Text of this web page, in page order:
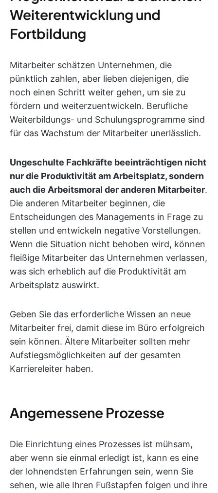
Weiterentwicklung und
Fortbildung
Mitarbeiter schätzen Unternehmen, die
pünktlich zahlen, aber lieben diejenigen, die
noch einen Schritt weiter gehen, um sie zu
fördern und weiterzuentwickeln. Berufliche
Weiterbildungs- und Schulungsprogramme sind
für das Wachstum der Mitarbeiter unerlässlich.
Ungeschulte Fachkräfte beeinträchtigen nicht
nur die Produktivität am Arbeitsplatz, sondern
auch die Arbeitsmoral der anderen Mitarbeiter.
Die anderen Mitarbeiter beginnen, die
Entscheidungen des Managements in Frage zu
stellen und entwickeln negative Vorstellungen.
Wenn die Situation nicht behoben wird, können
fleißige Mitarbeiter das Unternehmen verlassen,
was sich erheblich auf die Produktivität am
Arbeitsplatz auswirkt.
Geben Sie das erforderliche Wissen an neue
Mitarbeiter frei, damit diese im Büro erfolgreich
sein können. Ältere Mitarbeiter sollten mehr
Aufstiegsmöglichkeiten auf der gesamten
Karriereleiter haben.
Angemessene Prozesse
Die Einrichtung eines Prozesses ist mühsam,
aber wenn sie einmal erledigt ist, kann es eine
der lohnendsten Erfahrungen sein, wenn Sie
sehen, wie alle Ihren Fußstapfen folgen und ihre